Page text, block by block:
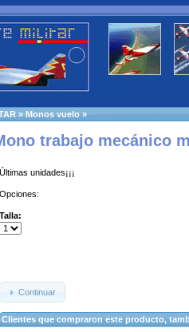
» Monos vuelo »
trabajo mecánico
Últimas unidades¡¡¡
Opciones:
Talla:
Continuar
Clientes que compraron este producto,